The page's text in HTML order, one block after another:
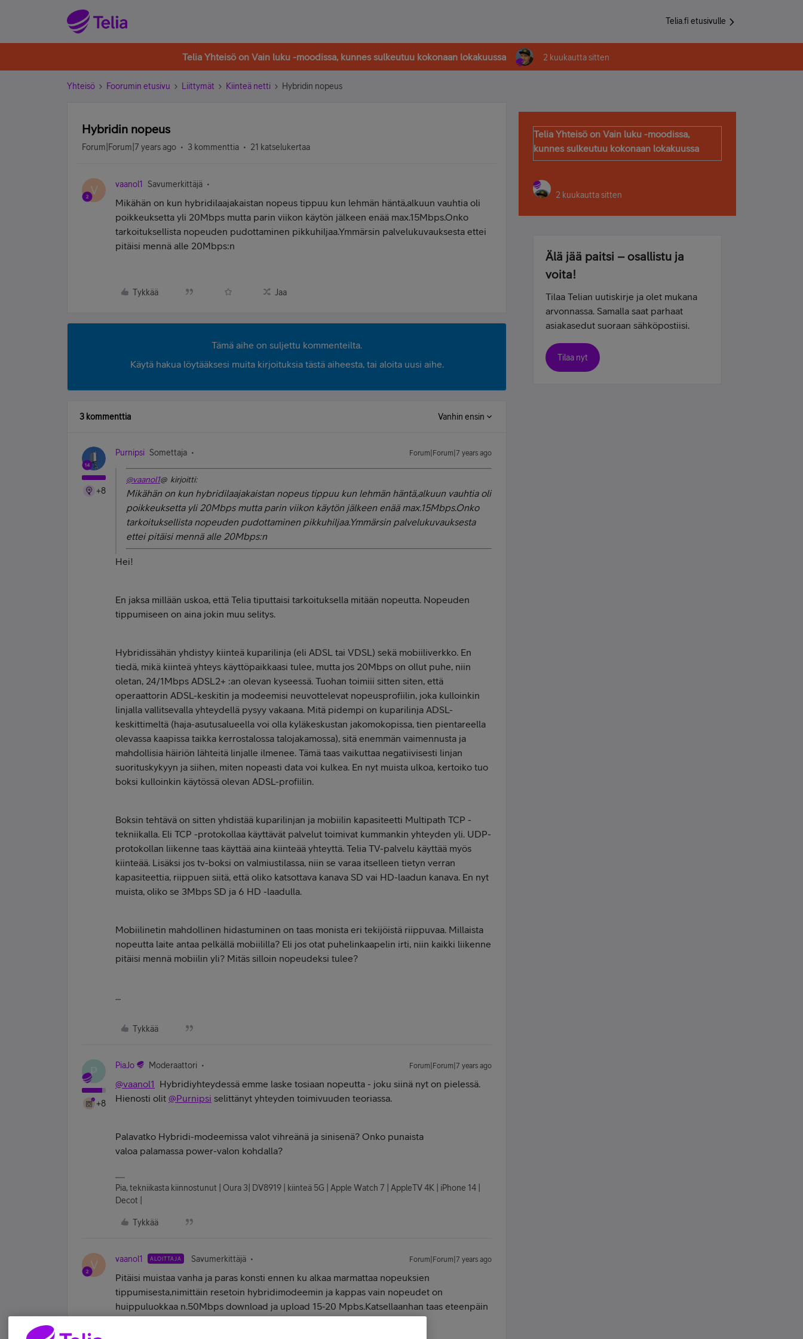
Telia.fi etusivulle
Telia Yhteisö on Vain luku -moodissa, kunnes sulkeutuu kokonaan lokakuussa 2 kuukautta sitten
Yhteisö Foorumin etusivu Liittymät Kiinteä netti Hybridin nopeus
Hybridin nopeus
Forum|Forum|7 years ago 3 kommenttia 21 katselukertaa
V vaanol1 Savumerkittäjä
Mikähän on kun hybridilaajakaistan nopeus tippuu kun lehmän häntä,alkuun vauhtia oli
poikkeuksetta yli 20Mbps mutta parin viikon käytön jälkeen enää max.15Mbps.Onko
tarkoituksellista nopeuden pudottaminen pikkuhiljaa.Ymmärsin palvelukuvauksesta ettei
pitäisi mennä alle 20Mbps:n
Tykkää Jaa
Tämä aihe on suljettu kommenteilta.
Käytä hakua löytääksesi muita kirjoituksia tästä aiheesta, tai aloita uusi aihe.
3 kommenttia Vanhin ensin
+8
Purnipsi Somettaja Forum|Forum|7 years ago
@vaanol1@ kirjoitti:
Mikähän on kun hybridilaajakaistan nopeus tippuu kun lehmän häntä,alkuun vauhtia oli
poikkeuksetta yli 20Mbps mutta parin viikon käytön jälkeen enää max.15Mbps.Onko
tarkoituksellista nopeuden pudottaminen pikkuhiljaa.Ymmärsin palvelukuvauksesta
ettei pitäisi mennä alle 20Mbps:n
Hei!
En jaksa millään uskoa, että Telia tiputtaisi tarkoituksella mitään nopeutta. Nopeuden
tippumiseen on aina jokin muu selitys.
Hybridissähän yhdistyy kiinteä kuparilinja (eli ADSL tai VDSL) sekä mobiiliverkko. En
tiedä, mikä kiinteä yhteys käyttöpaikkaasi tulee, mutta jos 20Mbps on ollut puhe, niin
oletan, 24/1Mbps ADSL2+ :an olevan kyseessä. Tuohan toimiii sitten siten, että
operaattorin ADSL-keskitin ja modeemisi neuvottelevat nopeusprofiilin, joka kulloinkin
linjalla vallitsevalla yhteydellä pysyy vakaana. Mitä pidempi on kuparilinja ADSL-
keskittimeltä (haja-asutusalueella voi olla kyläkeskustan jakomokopissa, tien pientareella
olevassa kaapissa taikka kerrostalossa talojakamossa), sitä enemmän vaimennusta ja
mahdollisia häiriön lähteitä linjalle ilmenee. Tämä taas vaikuttaa negatiivisesti linjan
suorituskykyyn ja siihen, miten nopeasti data voi kulkea. En nyt muista ulkoa, kertoiko tuo
boksi kulloinkin käytössä olevan ADSL-profiilin.
Boksin tehtävä on sitten yhdistää kuparilinjan ja mobiilin kapasiteetti Multipath TCP -
tekniikalla. Eli TCP -protokollaa käyttävät palvelut toimivat kummankin yhteyden yli. UDP-
protokollan liikenne taas käyttää aina kiinteää yhteyttä. Telia TV-palvelu käyttää myös
kiinteää. Lisäksi jos tv-boksi on valmiustilassa, niin se varaa itselleen tietyn verran
kapasiteettia, riippuen siitä, että oliko katsottava kanava SD vai HD-laadun kanava. En nyt
muista, oliko se 3Mbps SD ja 6 HD -laadulla.
Mobiilinetin mahdollinen hidastuminen on taas monista eri tekijöistä riippuvaa. Millaista
nopeutta laite antaa pelkällä mobiililla? Eli jos otat puhelinkaapelin irti, niin kaikki liikenne
pitäisi mennä mobiilin yli? Mitäs silloin nopeudeksi tulee?
...
Tykkää
P
+8
PiaJo Moderaattori Forum|Forum|7 years ago
@vaanol1
Hybridiyhteydessä emme laske tosiaan nopeutta - joku siinä nyt on pielessä.
Hienosti olit @Purnipsi selittänyt yhteyden toimivuuden teoriassa.
Palavatko Hybridi-modeemissa valot vihreänä ja sinisenä? Onko punaista
valoa palamassa power-valon kohdalla?
Pia, tekniikasta kiinnostunut | Oura 3| DV8919 | kiinteä 5G | Apple Watch 7 | AppleTV 4K | iPhone 14 |
Decot |
Tykkää
V vaanol1 ALOITTAJA Savumerkittäjä Forum|Forum|7 years ago
Pitäisi muistaa vanha ja paras konsti ennen ku alkaa marmattaa nopeuksien
tippumisesta,nimittäin resetoin hybridimodeemin ja kappas vain nopeudet on
huippuluokkaa n.50Mbps download ja upload 15-20 Mpbs.Katsellaanhan taas eteenpäin
Telia Yhteisö on Vain luku -moodissa,
kunnes sulkeutuu kokonaan lokakuussa
2 kuukautta sitten
Älä jää paitsi – osallistu ja
voita!
Tilaa Telian uutiskirje ja olet mukana
arvonnassa. Samalla saat parhaat
asiakasedut suoraan sähköpostiisi.
Tilaa nyt